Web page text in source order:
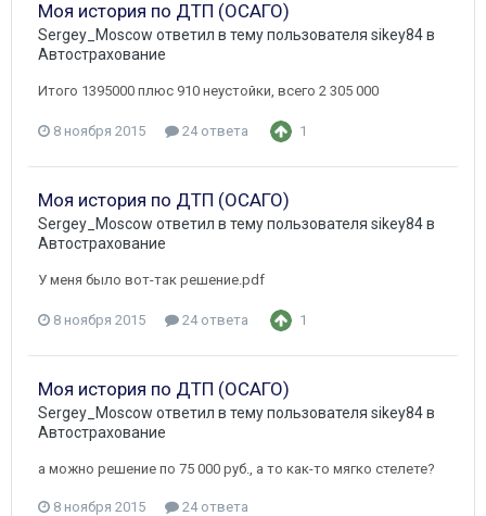
Моя история по ДТП (ОСАГО)
Sergey_Moscow ответил в тему пользователя sikey84в
Автострахование
Итого 1395000 плюс 910 неустойки, всего 2 305 000
8 ноября 2015 24 ответа 1
Моя история по ДТП (ОСАГО)
Sergey_Moscow ответил в тему пользователя sikey84в
Автострахование
У меня было вот-так решение.pdf
8 ноября 2015 24 ответа 1
Моя история по ДТП (ОСАГО)
Sergey_Moscow ответил в тему пользователя sikey84в
Автострахование
а можно решение по 75 000 руб., а то как-то мягко стелете?
8 ноября 2015 24 ответа